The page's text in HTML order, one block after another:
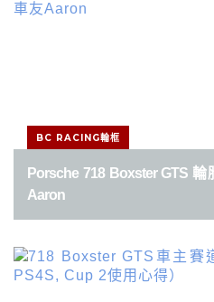
BC RACING輪框
Porsche 718 Boxster GTS
Aaron